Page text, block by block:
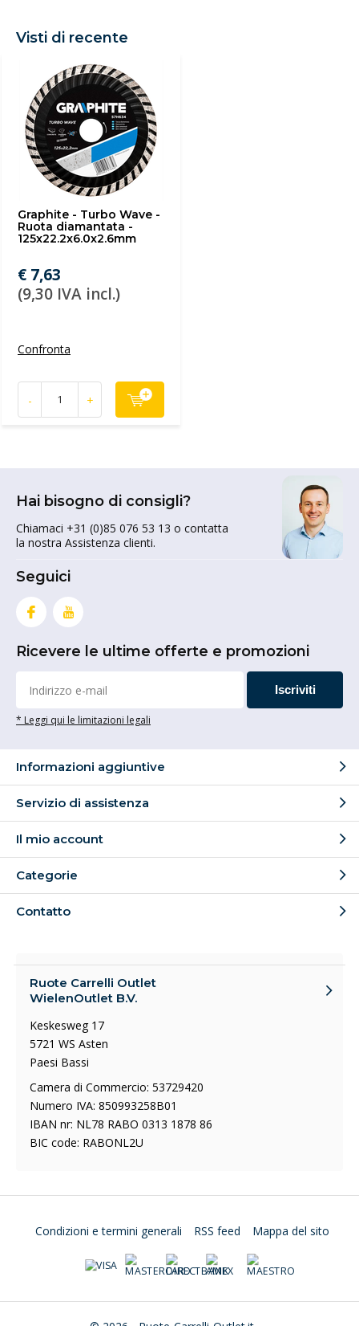
Visti di recente
Graphite - Turbo Wave -
Ruota diamantata -
125x22.2x6.0x2.6mm
€ 7,63
(9,30 IVA incl.)
Confronta
- +
Hai bisogno di consigli?
Chiamaci +31 (0)85 076 53 13 o contatta
la nostra Assistenza clienti.
Seguici
Ricevere le ultime offerte e promozioni
Iscriviti
* Leggi qui le limitazioni legali
Informazioni aggiuntive
Servizio di assistenza
Il mio account
Categorie
Contatto
Ruote Carrelli Outlet
WielenOutlet B.V.
Keskesweg 17
5721 WS Asten
Paesi Bassi
Camera di Commercio: 53729420
Numero IVA: 850993258B01
IBAN nr: NL78 RABO 0313 1878 86
BIC code: RABONL2U
Condizioni e termini generali RSS feed Mappa del sito